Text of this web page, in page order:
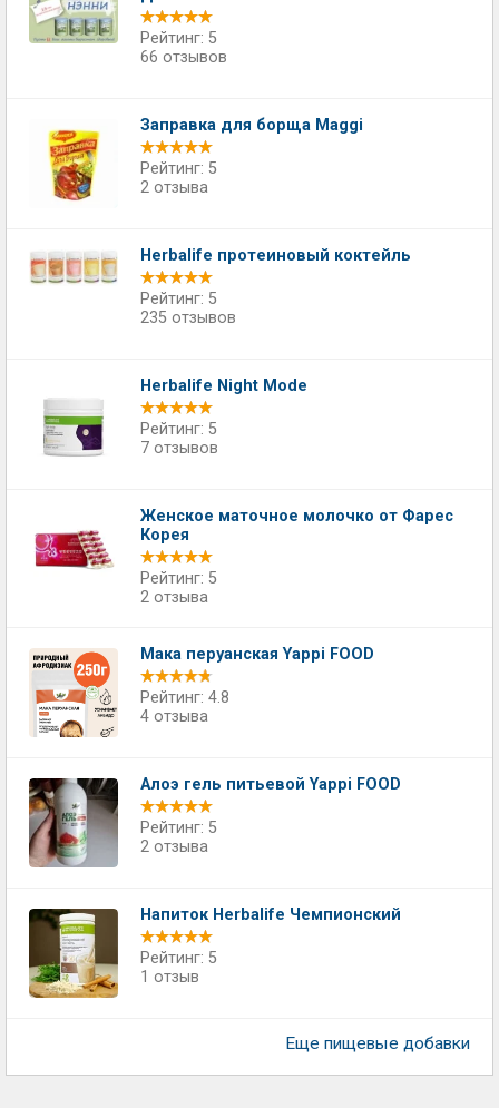
Рейтинг: 5
66 отзывов
Заправка для борща Maggi
Рейтинг: 5
2 отзыва
Herbalife протеиновый коктейль
Рейтинг: 5
235 отзывов
Herbalife Night Mode
Рейтинг: 5
7 отзывов
Женское маточное молочко от Фарес
Корея
Рейтинг: 5
2 отзыва
Мака перуанская Yappi FOOD
Рейтинг: 4.8
4 отзыва
Алоэ гель питьевой Yappi FOOD
Рейтинг: 5
2 отзыва
Напиток Herbalife Чемпионский
Рейтинг: 5
1 отзыв
Еще пищевые добавки